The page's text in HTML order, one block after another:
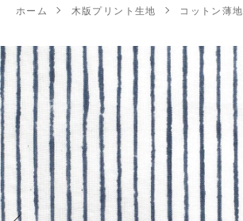
ホーム 木版プリント生地 コットン薄地